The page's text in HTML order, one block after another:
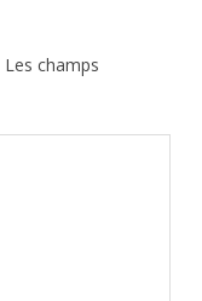
Les champs